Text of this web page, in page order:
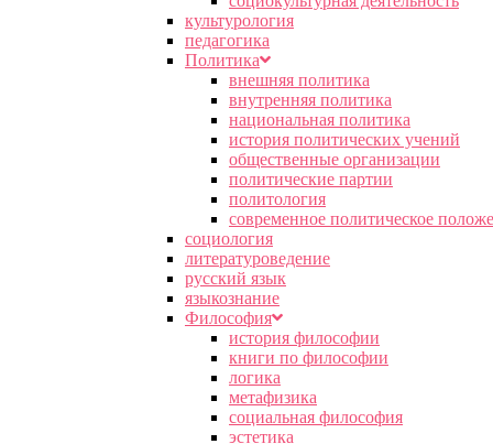
культурология
педагогика
Политика
внешняя политика
внутренняя политика
национальная политика
история политических учений
общественные организации
политические партии
политология
современное политическое
социология
литературоведение
русский язык
языкознание
Философия
история философии
книги по философии
логика
метафизика
социальная философия
эстетика